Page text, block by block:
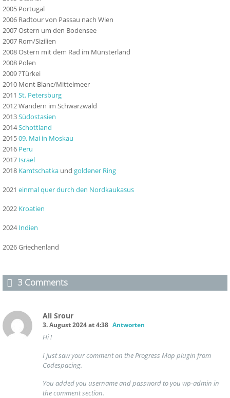
2005 Portugal
2006 Radtour von Passau nach Wien
2007 Ostern um den Bodensee
2007 Rom/Sizilien
2008 Ostern mit dem Rad im Münsterland
2008 Polen
2009 ?Türkei
2010 Mont Blanc/Mittelmeer
2011 St. Petersburg
2012 Wandern im Schwarzwald
2013Südostasien
2014Schottland
201509. Mai in Moskau
2016 Peru
2017 Israel
2018 Kamtschatka und goldener Ring
2021 einmal quer durch den Nordkaukasus
2022 Kroatien
2024Indien
2026 Griechenland
3 Comments
Ali Srour
3. August 2024 at 4:38 Antworten
Hi !
I just saw your comment on the Progress Map plugin from
Codespacing.
You added you username and password to you wp-admin in
the comment section.